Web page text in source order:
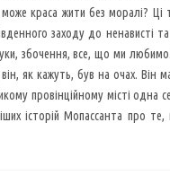
краса жити без моралі? Ці
заходу до ненависті
збочення, все, що ми любимо.
як кажуть, був на очах. Він
провінційному місті одна
історій Мопассанта про